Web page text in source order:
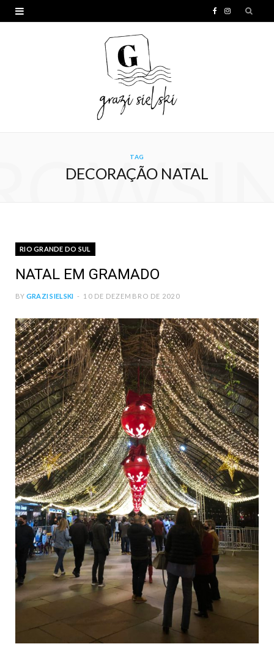
I
TAG
DECORAÇÃO NATAL
RIO GRANDE DO SUL
NATAL EM GRAMADO
BY GRAZI SIELSKI 10 DE DEZEMBRO DE 2020